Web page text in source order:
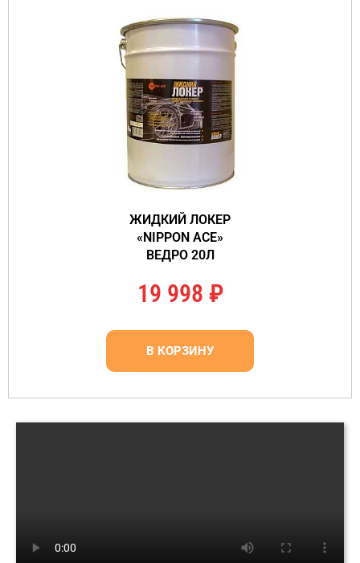
ЖИДКИЙ ЛОКЕР
«NIPPON ACE»
ВЕДРО 20Л
19 998 ₽
В КОРЗИНУ